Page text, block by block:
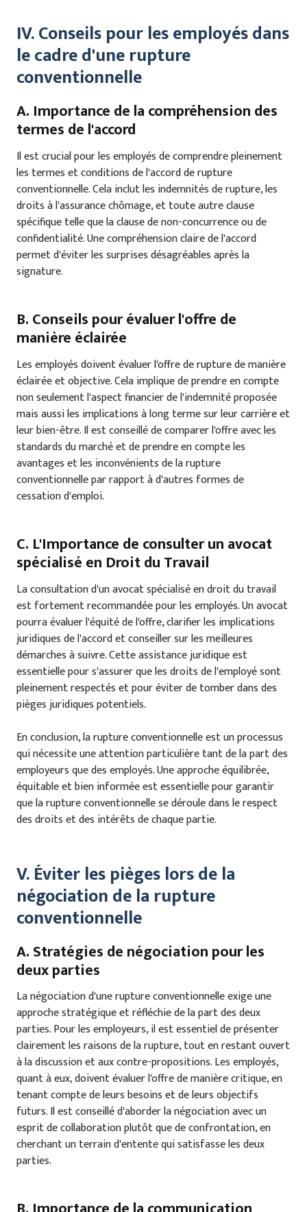
IV. Conseils pour les employés dans
le cadre d'une rupture
conventionnelle
A. Importance de la compréhension des
termes de l'accord
Il est crucial pour les employés de comprendre pleinement
les termes et conditions de l'accord de rupture
conventionnelle. Cela inclut les indemnités de rupture, les
droits à l'assurance chômage, et toute autre clause
spécifique telle que la clause de non-concurrence ou de
confidentialité. Une compréhension claire de l'accord
permet d'éviter les surprises désagréables après la
signature.
B. Conseils pour évaluer l'offre de
manière éclairée
Les employés doivent évaluer l'offre de rupture de manière
éclairée et objective. Cela implique de prendre en compte
non seulement l'aspect financier de l'indemnité proposée
mais aussi les implications à long terme sur leur carrière et
leur bien-être. Il est conseillé de comparer l'offre avec les
standards du marché et de prendre en compte les
avantages et les inconvénients de la rupture
conventionnelle par rapport à d'autres formes de
cessation d'emploi.
C. L'Importance de consulter un avocat
spécialisé en Droit du Travail
La consultation d'un avocat spécialisé en droit du travail
est fortement recommandée pour les employés. Un avocat
pourra évaluer l'équité de l'offre, clarifier les implications
juridiques de l'accord et conseiller sur les meilleures
démarches à suivre. Cette assistance juridique est
essentielle pour s'assurer que les droits de l'employé sont
pleinement respectés et pour éviter de tomber dans des
pièges juridiques potentiels.
En conclusion, la rupture conventionnelle est un processus
qui nécessite une attention particulière tant de la part des
employeurs que des employés. Une approche équilibrée,
équitable et bien informée est essentielle pour garantir
que la rupture conventionnelle se déroule dans le respect
des droits et des intérêts de chaque partie.
V. Éviter les pièges lors de la
négociation de la rupture
conventionnelle
A. Stratégies de négociation pour les
deux parties
La négociation d'une rupture conventionnelle exige une
approche stratégique et réfléchie de la part des deux
parties. Pour les employeurs, il est essentiel de présenter
clairement les raisons de la rupture, tout en restant ouvert
à la discussion et aux contre-propositions. Les employés,
quant à eux, doivent évaluer l'offre de manière critique, en
tenant compte de leurs besoins et de leurs objectifs
futurs. Il est conseillé d'aborder la négociation avec un
esprit de collaboration plutôt que de confrontation, en
cherchant un terrain d'entente qui satisfasse les deux
parties.